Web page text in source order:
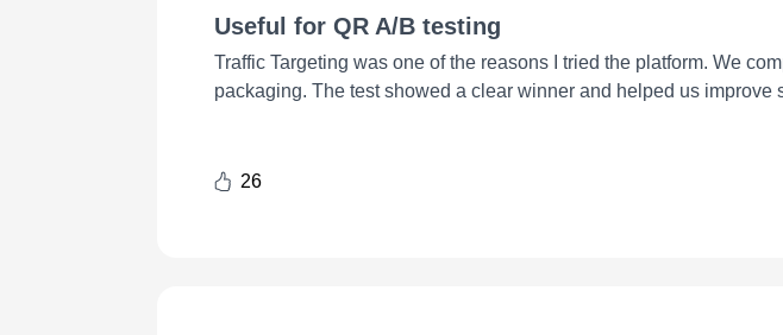
Useful for QR A/B testing
Traffic Targeting was one of the reasons I tried the platform. We
packaging. The test showed a clear winner and helped us improve
26